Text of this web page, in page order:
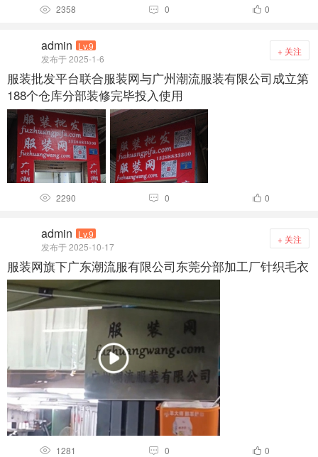
 2358  0  0
admin Lv.9
发布于 2025-1-6
+ 关注
服装批发平台联合服装网与广州潮流服装有限公司成立第
188个仓库分部装修完毕投入使用
 2290  0  0
admin Lv.9
发布于 2025-10-17
+ 关注
服装网旗下广东潮流服有限公司东莞分部加工厂针织毛衣
 1281  0  0